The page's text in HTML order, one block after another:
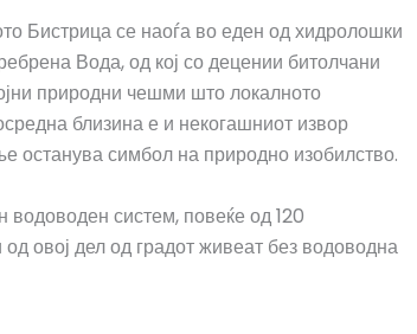
Бистрица се наоѓа во еден од хидролошки
Вода, од кој со децении битолчани
природни чешми што локалното
близина е и некогашниот извор
останува симбол на природно изобилство.
систем, повеќе од 120
овој дел од градот живеат без водоводна